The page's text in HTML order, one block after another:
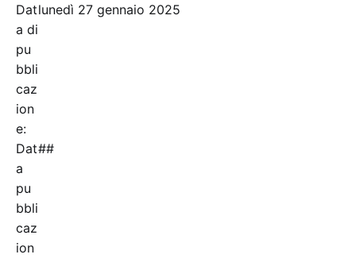
Dat
a di
pu
bbli
caz
ion
e:
lunedì 27 gennaio 2025
Dat
a
pu
bbli
caz
ion
##